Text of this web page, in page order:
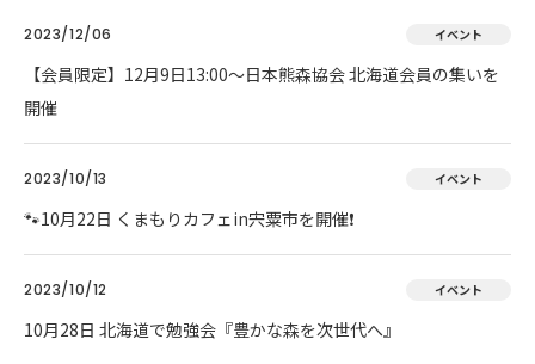
2023/12/06 イベント
【会員限定】12月9日13:00～日本熊森協会 北海道会員の集いを
開催
2023/10/13 イベント
🐾10月22日 くまもりカフェin宍粟市を開催❗
2023/10/12 イベント
10月28日 北海道で勉強会『豊かな森を次世代へ』